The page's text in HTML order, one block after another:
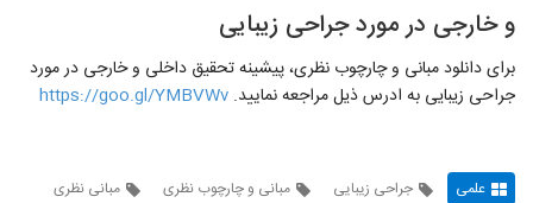
و خارجی در مورد جراحی زیبایی
برای دانلود مبانی و چارچوب نظری، پیشینه تحقیق داخلی و خارجی در مورد
جراحی زیبایی به ادرس ذیل مراجعه نمایید. https://goo.gl/YMBVWv
علمی جراحی زیبایی مبانی و چارچوب نظری
مبانی نظری